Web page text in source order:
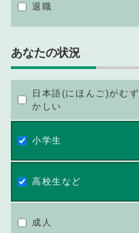
退職
あなたの状況
日本語(にほんご)がむず
かしい
小学生
高校生など
成人